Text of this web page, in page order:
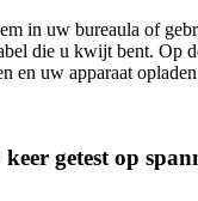
in uw bureaula of
die u kwijt bent. Op
en uw apparaat
getest op